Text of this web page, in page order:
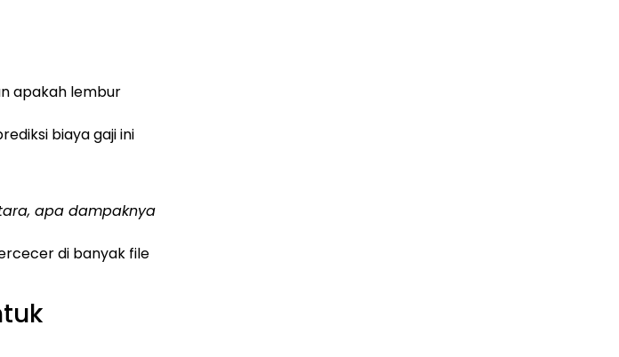
apakah lembur
biaya gaji ini
apa dampaknya
di banyak file